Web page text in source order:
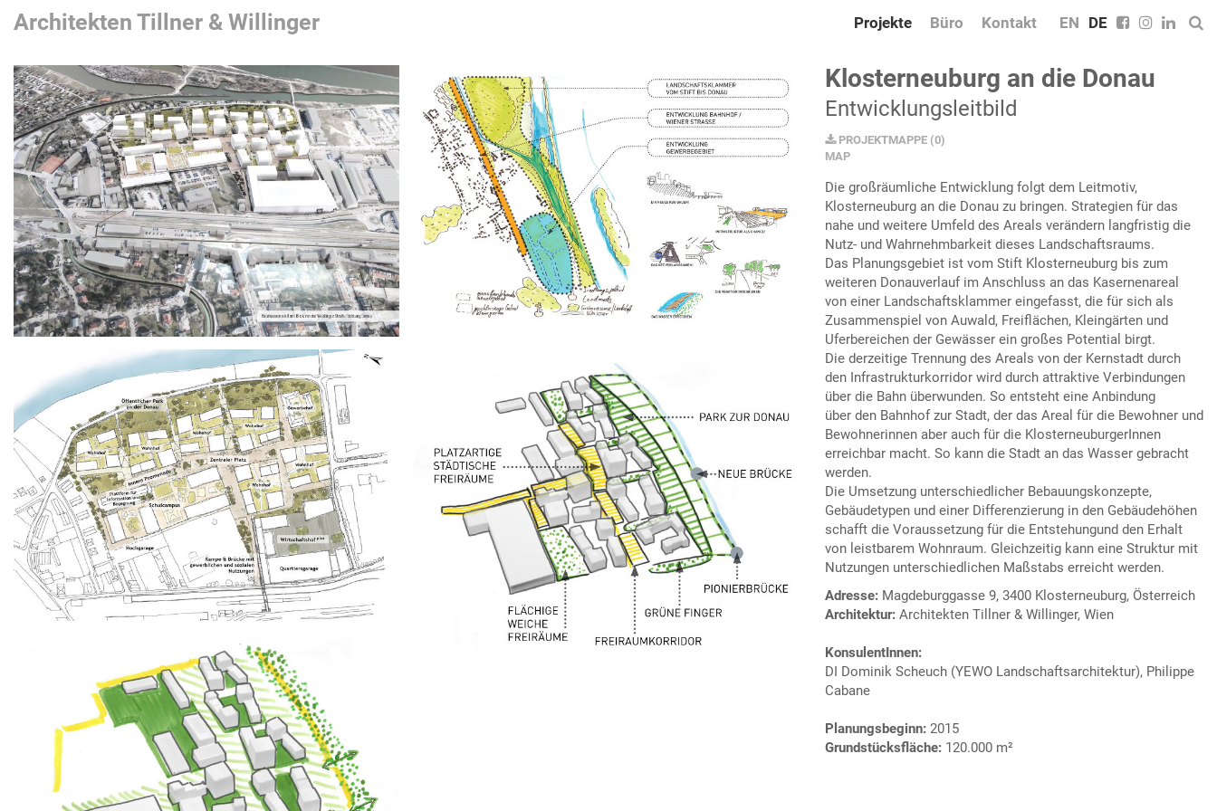
Architekten Tillner & Willinger Projekte Büro Kontakt EN DE
Klosterneuburg an die Donau
Entwicklungsleitbild
PROJEKTMAPPE (0)
MAP
Die großräumliche Entwicklung folgt dem Leitmotiv,
Klosterneuburg an die Donau zu bringen. Strategien für das
nahe und weitere Umfeld des Areals verändern langfristig die
Nutz- und Wahrnehmbarkeit dieses Landschaftsraums.
Das Planungsgebiet ist vom Stift Klosterneuburg bis zum
weiteren Donauverlauf im Anschluss an das Kasernenareal
von einer Landschaftsklammer eingefasst, die für sich als
Zusammenspiel von Auwald, Freiflächen, Kleingärten und
Uferbereichen der Gewässer ein großes Potential birgt.
Die derzeitige Trennung des Areals von der Kernstadt durch
den Infrastrukturkorridor wird durch attraktive Verbindungen
über die Bahn überwunden. So entsteht eine Anbindung
über den Bahnhof zur Stadt, der das Areal für die Bewohner und
Bewohnerinnen aber auch für die KlosterneuburgerInnen
erreichbar macht. So kann die Stadt an das Wasser gebracht
werden.
Die Umsetzung unterschiedlicher Bebauungskonzepte,
Gebäudetypen und einer Differenzierung in den Gebäudehöhen
schafft die Voraussetzung für die Entstehungund den Erhalt
von leistbarem Wohnraum. Gleichzeitig kann eine Struktur mit
Nutzungen unterschiedlichen Maßstabs erreicht werden.
Adresse: Magdeburggasse 9, 3400 Klosterneuburg, Österreich
Architektur: Architekten Tillner & Willinger, Wien
KonsulentInnen:
DI Dominik Scheuch (YEWO Landschaftsarchitektur), Philippe
Cabane
Planungsbeginn: 2015
Grundstücksfläche: 120.000 m²